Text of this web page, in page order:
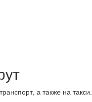
а также на такси.